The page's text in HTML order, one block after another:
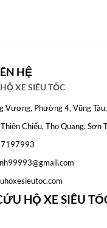
HỆ
XE SIÊU TỐC
Phường 4, Vũng Tàu,
Chiếu, Thọ Quang, Sơn
HỘ XE SIÊU